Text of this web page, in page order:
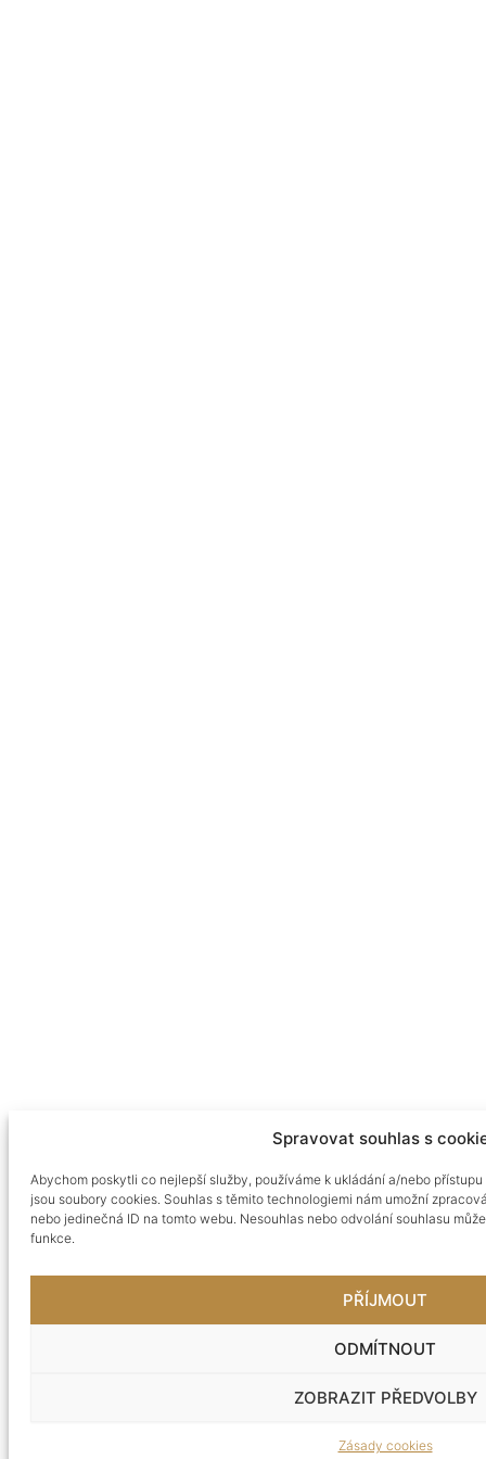
Spravovat souhlas s
Abychom poskytli co nejlepší služby, používáme k ukládání a/nebo
jsou soubory cookies. Souhlas s těmito technologiemi nám umožní
nebo jedinečná ID na tomto webu. Nesouhlas nebo odvolání souhlasu
funkce.
PŘÍJMOUT
ODMÍTNOUT
ZOBRAZIT PŘEDVOLBY
Zásady cookies